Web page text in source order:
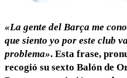
«La gente del Barça me
que siento yo por este club
problema». Esta frase,
recogió su sexto Balón de